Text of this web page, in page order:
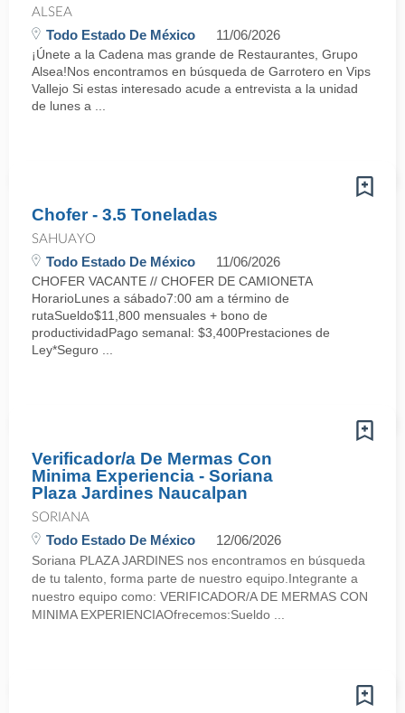
ALSEA
Todo Estado De México 11/06/2026
¡Únete a la Cadena mas grande de Restaurantes, Grupo
Alsea!Nos encontramos en búsqueda de Garrotero en Vips
Vallejo Si estas interesado acude a entrevista a la unidad
de lunes a ...
Chofer - 3.5 Toneladas
SAHUAYO
Todo Estado De México 11/06/2026
CHOFER VACANTE // CHOFER DE CAMIONETA
HorarioLunes a sábado7:00 am a término de
rutaSueldo$11,800 mensuales + bono de
productividadPago semanal: $3,400Prestaciones de
Ley*Seguro ...
Verificador/a De Mermas Con
Minima Experiencia - Soriana
Plaza Jardines Naucalpan
SORIANA
Todo Estado De México 12/06/2026
Soriana PLAZA JARDINES nos encontramos en búsqueda
de tu talento, forma parte de nuestro equipo.Integrante a
nuestro equipo como: VERIFICADOR/A DE MERMAS CON
MINIMA EXPERIENCIAOfrecemos:Sueldo ...